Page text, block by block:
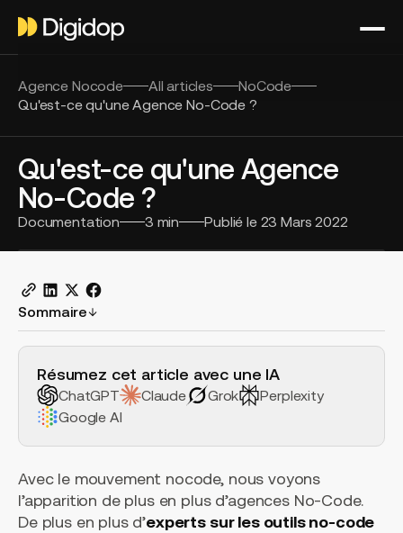
Agence Nocode All articles
NoCode
Qu'est-ce qu'une Agence No-Code ?
Qu'est-ce qu'une Agence
No-Code ?
Documentation 3 min Publié le 23 Mars 2022
Sommaire
Résumez cet article avec une IA
ChatGPT Claude Grok
Perplexity
Google AI
Avec le mouvement nocode, nous voyons
l’apparition de plus en plus d’agences No-Code.
De plus en plus d’experts sur les outils no-code